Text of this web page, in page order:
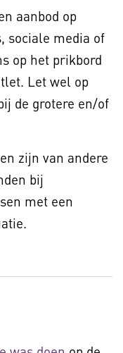
aanbod op
sociale media of
op het prikbord
Let wel op
de grotere en/of
zijn van andere
bij
met een